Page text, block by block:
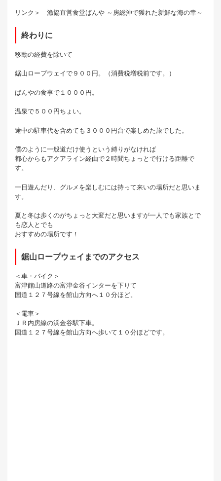
リンク＞ 漁協直営食堂ばんや ～房総沖で獲れた新鮮な海の幸～
終わりに
移動の経費を除いて
鋸山ロープウェイで９００円。（消費税増税前です。）
ばんやの食事で１０００円。
温泉で５００円ちょい。
途中の駐車代を含めても３０００円台で楽しめた旅でした。
僕のように一般道だけ使うという縛りがなければ
都心からもアクアライン経由で２時間ちょっとで行ける距離で
す。
一日遊んだり、グルメを楽しむには持って来いの場所だと思いま
す。
夏と冬は歩くのがちょっと大変だと思いますが一人でも家族とで
も恋人とでも
おすすめの場所です！
鋸山ロープウェイまでのアクセス
＜車・バイク＞
富津館山道路の富津金谷インターを下りて
国道１２７号線を館山方向へ１０分ほど。
＜電車＞
ＪＲ内房線の浜金谷駅下車。
国道１２７号線を館山方向へ歩いて１０分ほどです。